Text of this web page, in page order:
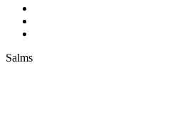
Salms